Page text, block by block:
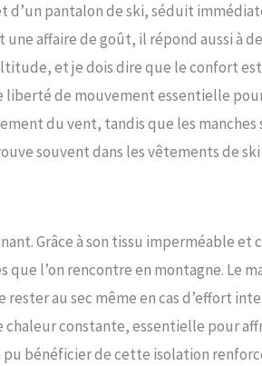
au snowboard, au motoneige et à d'autres
en deux pièces offre flexibilité et
pour les amis et la famille qui aiment les
le tableau des tailles avant de commander
votre taille et de vos mensurations. Choisir la
Si vous avez des questions, notre
d’un pantalon de ski, séduit
affaire de goût, il répond aussi à
et je dois dire que le confort est
de mouvement essentielle
du vent, tandis que les manches
souvent dans les vêtements de
Grâce à son tissu imperméable et
l’on rencontre en montagne. Le
au sec même en cas d’effort
constante, essentielle pour
bénéficier de cette isolation